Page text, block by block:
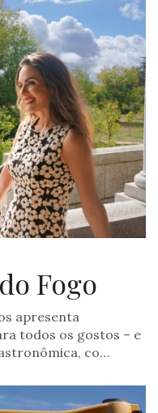
Fogo
apresenta
todos os gostos – e
co…